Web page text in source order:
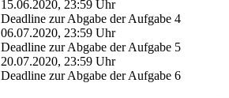
15.06.2020, 23:59 Uhr
Deadline zur Abgabe der Aufgabe 4
06.07.2020, 23:59 Uhr
Deadline zur Abgabe der Aufgabe 5
20.07.2020, 23:59 Uhr
Deadline zur Abgabe der Aufgabe 6